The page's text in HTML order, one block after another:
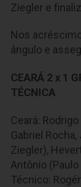
Ziegler e
Nos
ângulo e
CEARÁ 2 x 1
TÉCNICA
Ceará:
Gabriel Rocha,
Ziegler),
Antônio
Técnico: